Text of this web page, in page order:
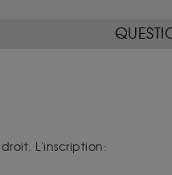
L'inscription: